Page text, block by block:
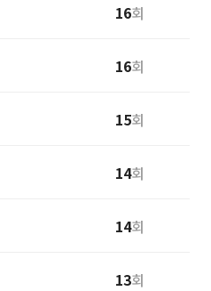
16회
16회
15회
14회
14회
13회